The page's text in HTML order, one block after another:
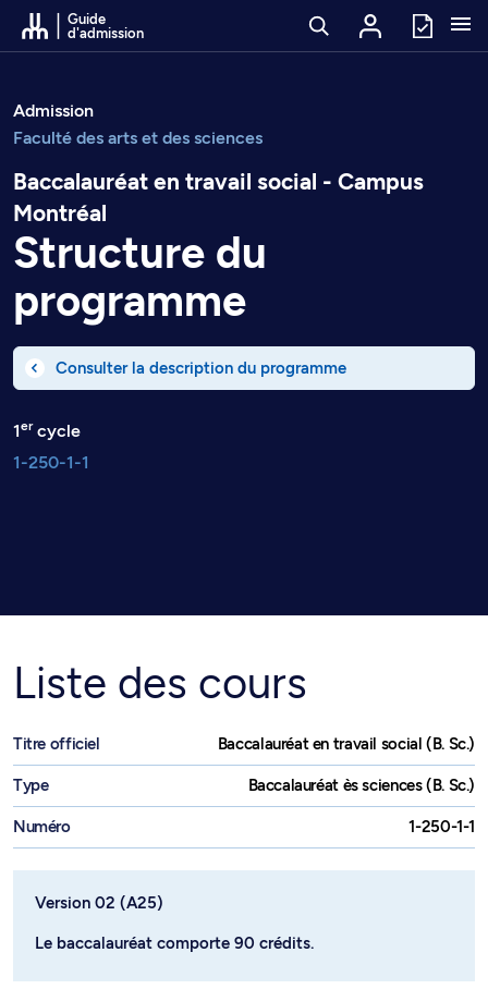
Passer au contenu
Guide
d'admission
Admission
Faculté des arts et des sciences
Baccalauréat en travail social - Campus
Montréal
Structure du
programme
Consulter la description du programme
1ercycle
1-250-1-1
Liste des cours
Titre officiel Baccalauréat en travail social (B. Sc.)
Type Baccalauréat ès sciences (B. Sc.)
Numéro 1-250-1-1
Version 02 (A25)
Le baccalauréat comporte 90 crédits.